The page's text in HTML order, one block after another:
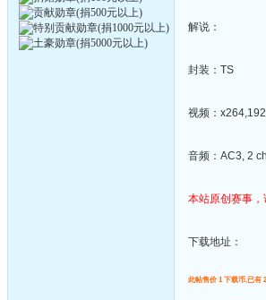
解说：
封装：TS
视频：
音频：AC3, 2
本站原创赛事，
下载地址：
此帖售价 1 下载币,已有